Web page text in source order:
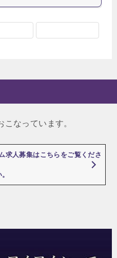
なっています。
求人募集はこちらをご覧くださ